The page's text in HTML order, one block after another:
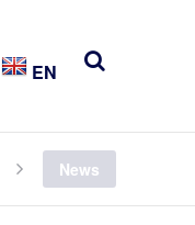
EN
News